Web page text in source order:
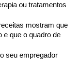
ou tratamentos
mostram que
e que o quadro de
seu empregador